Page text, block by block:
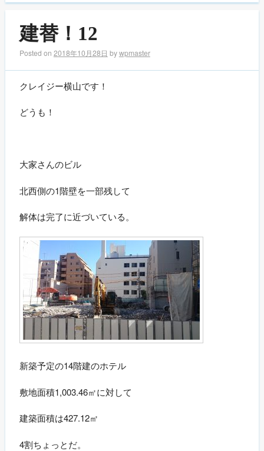
建替！12
Posted on 2018年10月28日 bywpmaster
クレイジー横山です！
どうも！
大家さんのビル
北西側の1階壁を一部残して
解体は完了に近づいている。
新築予定の14階建のホテル
敷地面積1,003.46㎡に対して
建築面積は427.12㎡
4割ちょっとだ。